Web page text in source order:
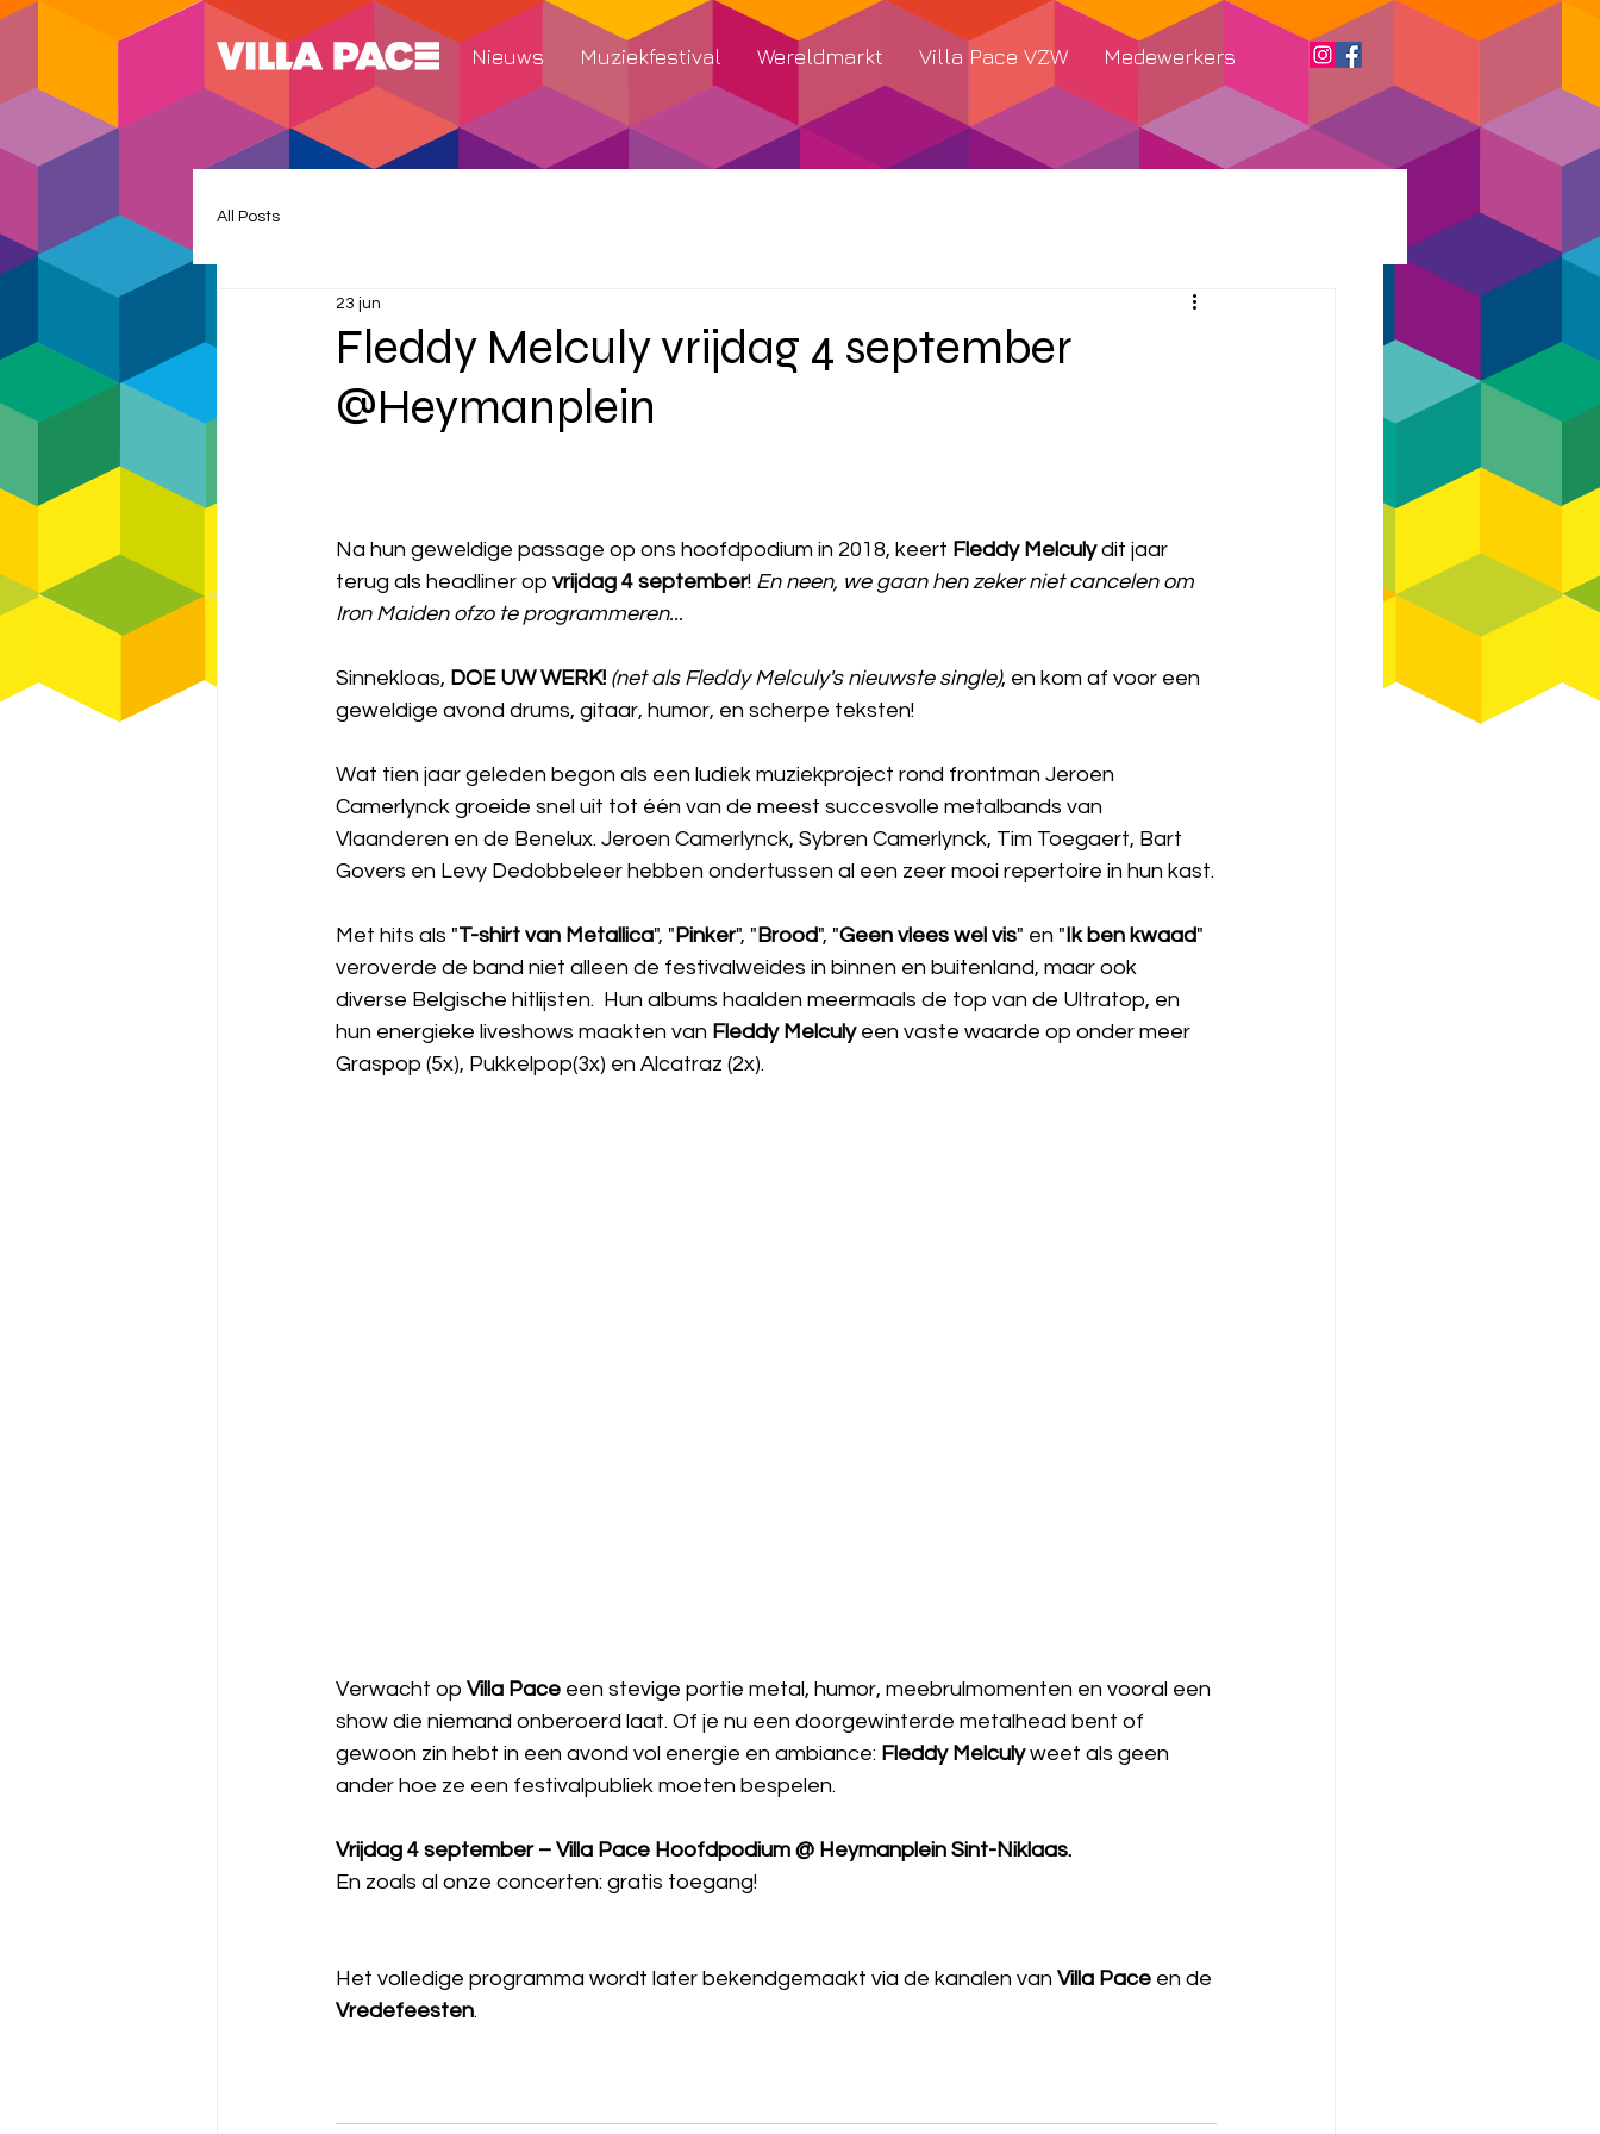
Nieuws Muziekfestival Wereldmarkt Villa Pace VZW Medewerkers
All Posts
Fleddy Melculy vrijdag 4 september
@Heymanplein
23 jun
Na hun geweldige passage op ons hoofdpodium in 2018, keert Fleddy Melculy dit jaar
terug als headliner op vrijdag 4 september! En neen, we gaan hen zeker niet cancelen om
Iron Maiden ofzo te programmeren...
Sinnekloas, DOE UW WERK! (net als Fleddy Melculy's nieuwste single), en kom af voor een
geweldige avond drums, gitaar, humor, en scherpe teksten!
Wat tien jaar geleden begon als een ludiek muziekproject rond frontman Jeroen
Camerlynck groeide snel uit tot één van de meest succesvolle metalbands van
Vlaanderen en de Benelux. Jeroen Camerlynck, Sybren Camerlynck, Tim Toegaert, Bart
Govers en Levy Dedobbeleer hebben ondertussen al een zeer mooi repertoire in hun kast.
Met hits als "T-shirt van Metallica", "Pinker", "Brood", "Geen vlees wel vis" en "Ik ben kwaad"
veroverde de band niet alleen de festivalweides in binnen en buitenland, maar ook
diverse Belgische hitlijsten.  Hun albums haalden meermaals de top van de Ultratop, en
hun energieke liveshows maakten van Fleddy Melculy een vaste waarde op onder meer
Graspop (5x), Pukkelpop(3x) en Alcatraz (2x).
Verwacht op Villa Pace een stevige portie metal, humor, meebrulmomenten en vooral een
show die niemand onberoerd laat. Of je nu een doorgewinterde metalhead bent of
gewoon zin hebt in een avond vol energie en ambiance: Fleddy Melculy weet als geen
ander hoe ze een festivalpubliek moeten bespelen.
Vrijdag 4 september – Villa Pace Hoofdpodium @ Heymanplein Sint-Niklaas.
En zoals al onze concerten: gratis toegang!
Het volledige programma wordt later bekendgemaakt via de kanalen van Villa Pace en de
Vredefeesten.